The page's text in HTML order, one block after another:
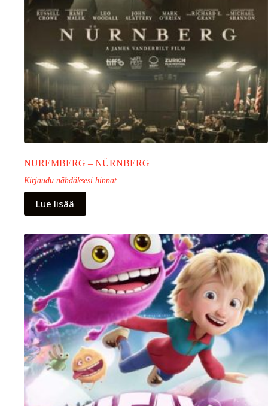
NUREMBERG – NÜRNBERG
Kirjaudu nähdäksesi hinnat
Lue lisää